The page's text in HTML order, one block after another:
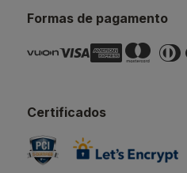
Formas de pagamento
Certificados